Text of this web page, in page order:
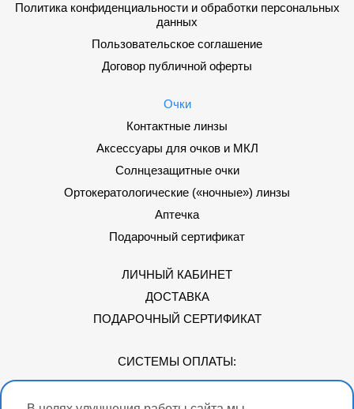
Политика конфиденциальности и обработки персональных
данных
Пользовательское соглашение
Договор публичной оферты
Очки
Контактные линзы
Аксессуары для очков и МКЛ
Солнцезащитные очки
Ортокератологические («ночные») линзы
Аптечка
Подарочный сертификат
ЛИЧНЫЙ КАБИНЕТ
ДОСТАВКА
ПОДАРОЧНЫЙ СЕРТИФИКАТ
СИСТЕМЫ ОПЛАТЫ: